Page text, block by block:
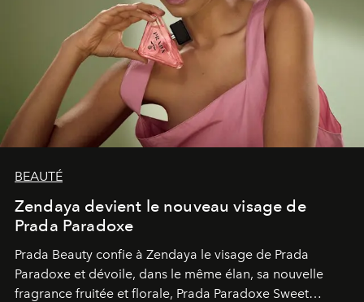
BEAUTÉ
Zendaya devient le nouveau visage de
Prada Paradoxe
Prada Beauty confie à Zendaya le visage de Prada
Paradoxe et dévoile, dans le même élan, sa nouvelle
fragrance fruitée et florale, Prada Paradoxe Sweet